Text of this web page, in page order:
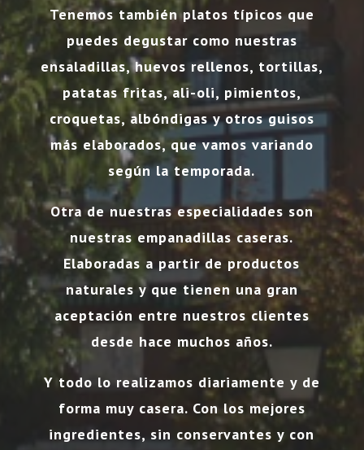
Tenemos también platos típicos que
puedes degustar como nuestras
ensaladillas, huevos rellenos, tortillas,
patatas fritas, ali-oli, pimientos,
croquetas, albóndigas y otros guisos
más elaborados, que vamos variando
según la temporada.
Otra de nuestras especialidades son
nuestras empanadillas caseras.
Elaboradas a partir de productos
naturales y que tienen una gran
aceptación entre nuestros clientes
desde hace muchos años.
Y todo lo realizamos diariamente y de
forma muy casera. Con los mejores
ingredientes, sin conservantes y con